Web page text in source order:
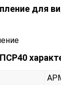
для